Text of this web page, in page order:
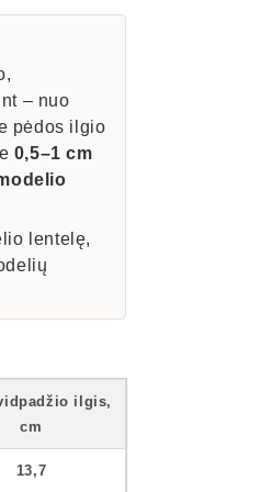
– nuo
pėdos ilgio
0,5–1 cm
lentelę,
ilgis,
cm
13,7